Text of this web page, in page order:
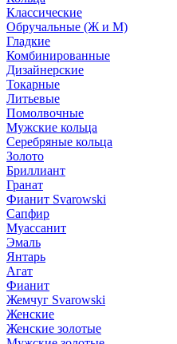
Классические
Обручальные (Ж и М)
Гладкие
Комбинированные
Дизайнерские
Токарные
Литьевые
Помолвочные
Мужские кольца
Серебряные кольца
Золото
Бриллиант
Гранат
Фианит Svarowski
Сапфир
Муассанит
Эмаль
Янтарь
Агат
Фианит
Жемчуг Svarowski
Женские
Женские золотые